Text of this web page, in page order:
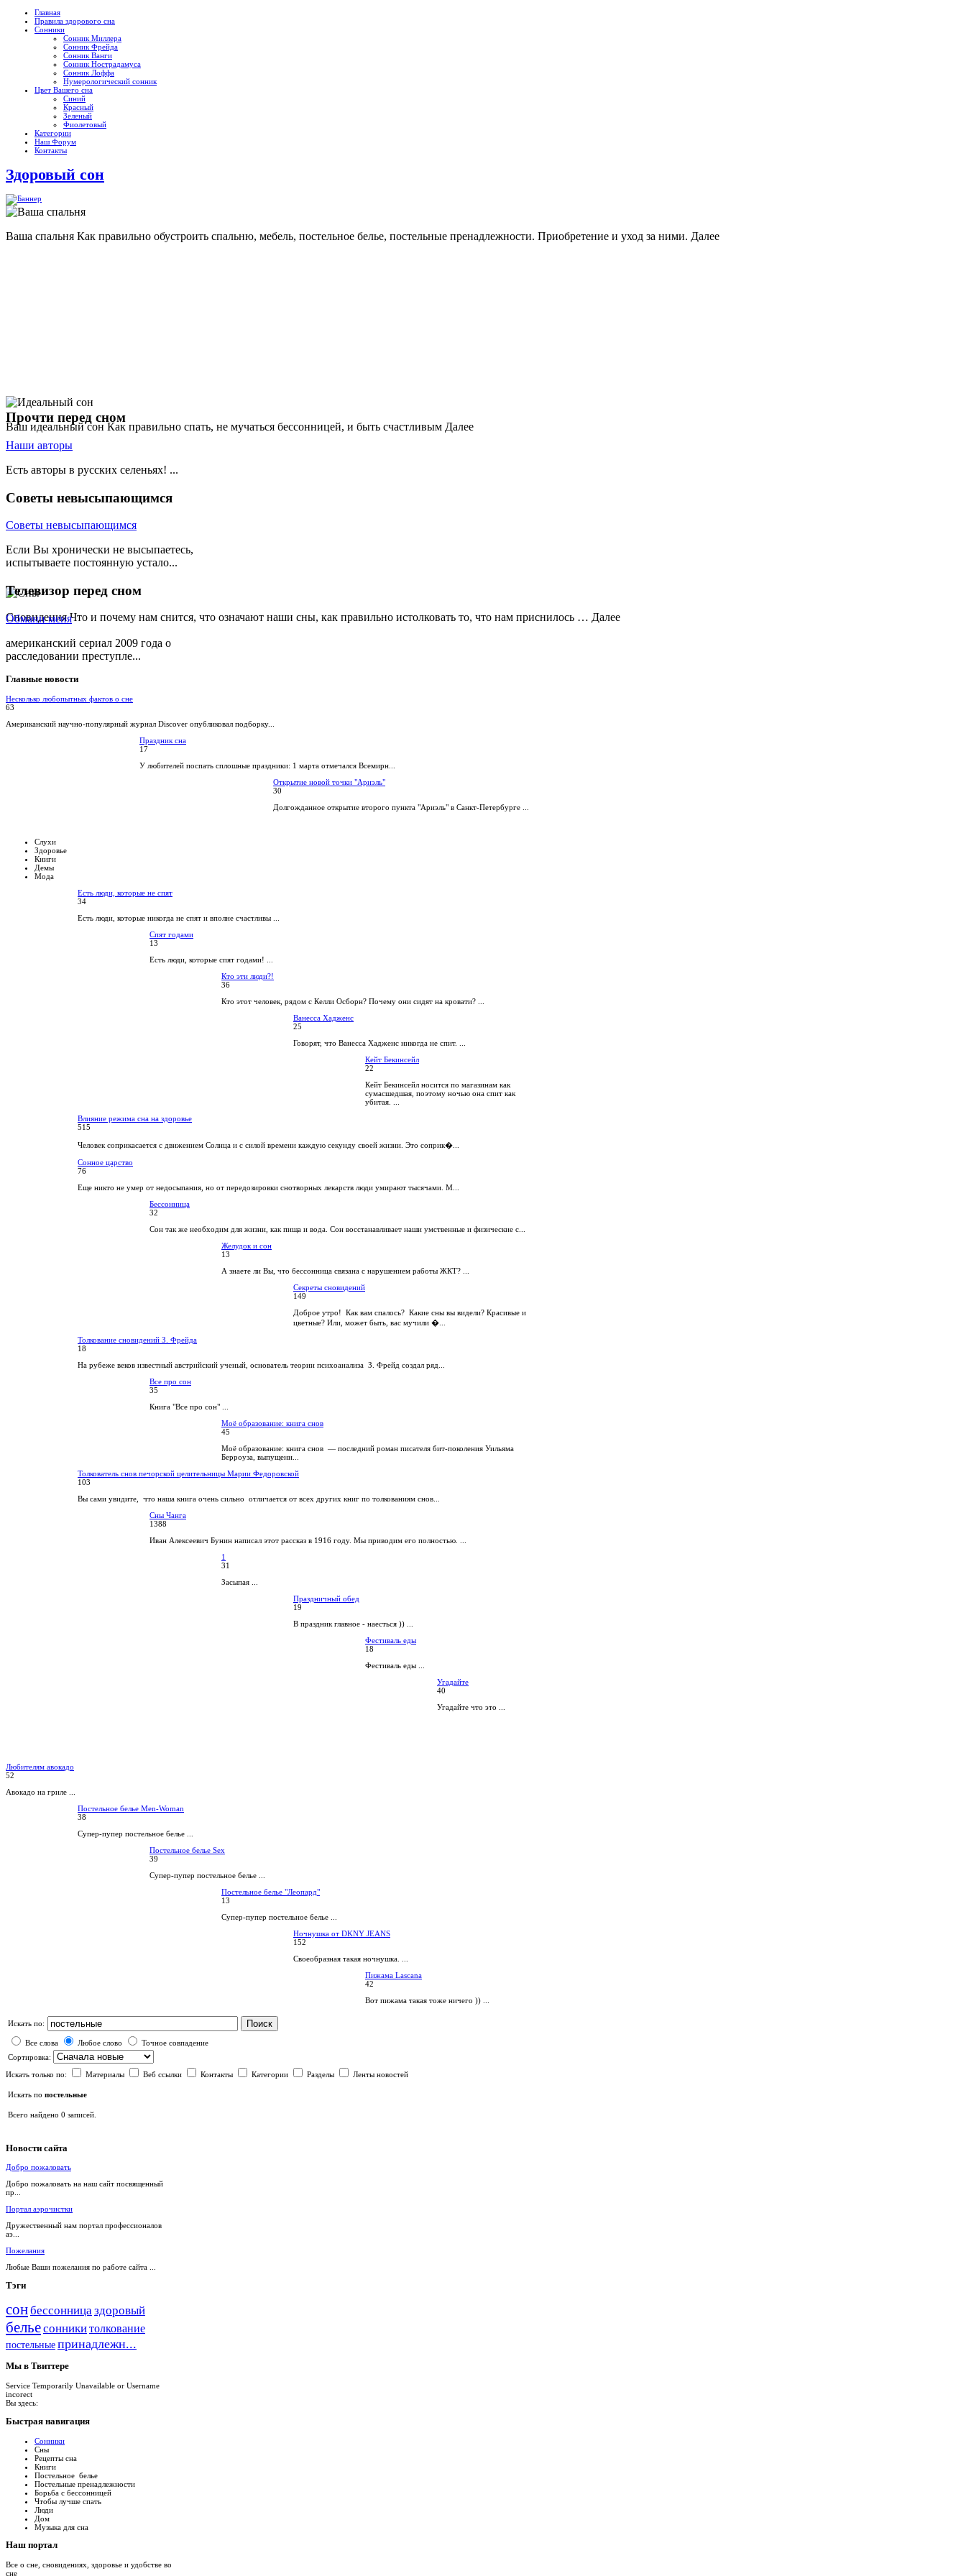
Главная
Правила здорового сна
Сонники
Сонник Миллера
Сонник Фрейда
Сонник Ванги
Сонник Нострадамуса
Сонник Лоффа
Нумерологический сонник
Цвет Вашего сна
Синий
Красный
Зеленый
Фиолетовый
Категории
Наш Форум
Контакты
Здоровый сон
Ваша спальня Как правильно обустроить спальню, мебель, постельное белье, постельные пренадлежности. Приобретение и уход за ними. Далее
Ваш идеальный сон Как правильно спать, не мучаться бессонницей, и быть счастливым Далее
СновиденияЧто и почему нам снится, что означают наши сны, как правильно истолковать то, что нам приснилось … Далее
Прочти перед сном
Наши авторы
Есть авторы в русских селеньях! ...
Советы невысыпающимся
Советы невысыпающимся
Если Вы хронически не высыпаетесь,
испытываете постоянную устало...
Телевизор перед сном
Обмани меня
американский сериал 2009 года о
расследовании преступле...
Главные новости
Несколько любопытных фактов о сне
63
Американский научно-популярный журнал Discover опубликовал подборку...
Праздник сна
17
У любителей поспать сплошные праздники: 1 марта отмечался Всемирн...
Открытие новой точки "Ариэль"
30
Долгожданное открытие второго пункта "Ариэль" в Санкт-Петербурге ...
Слухи
Здоровье
Книги
Демы
Мода
Есть люди, которые не спят
34
Есть люди, которые никогда не спят и вполне счастливы ...
Спят годами
13
Есть люди, которые спят годами! ...
Кто эти люди?!
36
Кто этот человек, рядом с Келли Осборн? Почему они сидят на кровати? ...
Ванесса Хадженс
25
Говорят, что Ванесса Хадженс никогда не спит. ...
Кейт Бекинсейл
22
Кейт Бекинсейл носится по магазинам как
сумасшедшая, поэтому ночью она спит как
убитая. ...
Влияние режима сна на здоровье
515
Человек соприкасается с движением Солнца и с силой времени каждую секунду своей жизни. Это соприк�...
Сонное царство
76
Еще никто не умер от недосыпания, но от передозировки снотворных лекарств люди умирают тысячами. М...
Бессонница
32
Сон так же необходим для жизни, как пища и вода. Сон восстанавливает наши умственные и физические с...
Желудок и сон
13
А знаете ли Вы, что бессонница связана с нарушением работы ЖКТ? ...
Секреты сновидений
149
Доброе утро! Как вам спалось? Какие сны вы видели? Красивые и
цветные? Или, может быть, вас мучили �...
Толкование сновидений З. Фрейда
18
На рубеже веков известный австрийский ученый, основатель теории психоанализа З. Фрейд создал ряд...
Все про сон
35
Книга "Все про сон" ...
Моё образование: книга снов
45
Моё образование: книга снов — последний роман писателя бит-поколения Уильяма
Берроуза, выпущенн...
Толкователь снов печорской целительницы Марии Федоровской
103
Вы сами увидите, что наша книга очень сильно отличается от всех других книг по толкованиям снов...
Сны Чанга
1388
Иван Алексеевич Бунин написал этот рассказ в 1916 году. Мы приводим его полностью. ...
1
31
Засыпая ...
Праздничный обед
19
В праздник главное - наесться )) ...
Фестиваль еды
18
Фестиваль еды ...
Угадайте
40
Угадайте что это ...
Любителям авокадо
52
Авокадо на гриле ...
Постельное белье Men-Woman
38
Супер-пупер постельное белье ...
Постельное белье Sex
39
Супер-пупер постельное белье ...
Постельное белье "Леопард"
13
Супер-пупер постельное белье ...
Ночнушка от DKNY JEANS
152
Своеобразная такая ночнушка. ...
Пижама Lascana
42
Вот пижама такая тоже ничего )) ...
Искать по: Поиск
Все слова Любое слово
Точное совпадение
Сортировка:
Искать только по:
Материалы Веб ссылки Контакты Категории Разделы Ленты новостей
Искать по постельные
Всего найдено 0 записей.
Новости сайта
Добро пожаловать
Добро пожаловать на наш сайт посвященный
пр...
Портал аэрочистки
Дружественный нам портал профессионалов
аэ...
Пожелания
Любые Ваши пожелания по работе сайта ...
Тэги
сонбессонницаздоровый
бельесонникитолкование
постельные принадлежн...
Мы в Твиттере
Service Temporarily Unavailable or Username
incorect
Вы здесь:
Быстрая навигация
Сонники
Сны
Рецепты сна
Книги
Постельное белье
Постельные пренадлежности
Борьба с бессонницей
Чтобы лучше спать
Люди
Дом
Музыка для сна
Наш портал
Все о сне, сновидениях, здоровье и удобстве во
сне